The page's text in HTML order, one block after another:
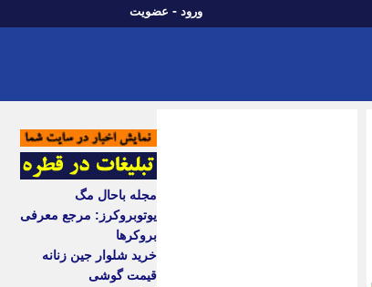
ورود - عضویت
مجله باحال مگ
یوتوبروکرز: مرجع معرفی
بروکرها
خرید شلوار جین زنانه
قیمت گوشی